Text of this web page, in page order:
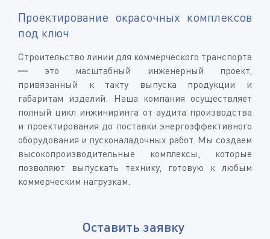
Проектирование окрасочных комплексов
под ключ
Строительство линии для коммерческого транспорта
— это масштабный инженерный проект,
привязанный к такту выпуска продукции и
габаритам изделий. Наша компания осуществляет
полный цикл инжиниринга от аудита производства
и проектирования до поставки энергоэффективного
оборудования и пусконаладочных работ. Мы создаем
высокопроизводительные комплексы, которые
позволяют выпускать технику, готовую к любым
коммерческим нагрузкам.
Оставить заявку